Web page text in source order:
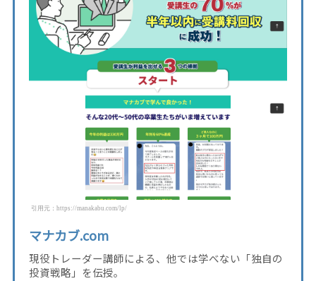
引用元：https://manakabu.com/lp/
マナカブ.com
現役トレーダー講師による、他では学べない「独自の
投資戦略」を伝授。